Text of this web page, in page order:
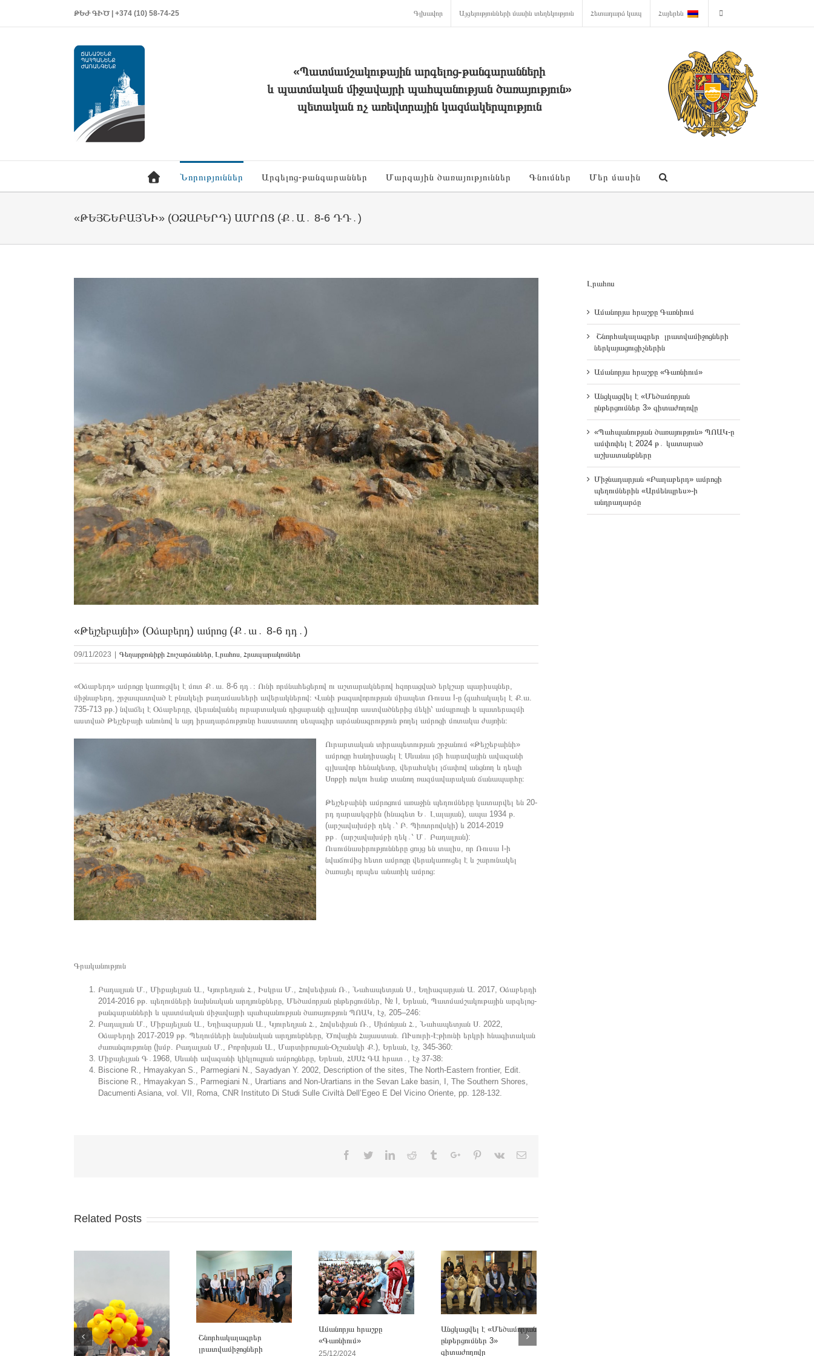
ԹԵԺ ԳԻԾ | +374 (10) 58-74-25 Գլխավոր Այցելությունների մասին տեղեկություն Հետադարձ կապ Հայերեն
«Պատմամշակութային արգելոց-թանգարանների
և պատմական միջավայրի պահպանության ծառայություն»
պետական ոչ առեվտրային կազմակերպություն
Նորություններ Արգելոց-թանգարաններ Մարզային ծառայություններ Գնումներ Մեր մասին
«ԹԵՅՇԵԲԱՅՆԻ» (ՕՁԱԲԵՐԴ) ԱՄՐՈՑ (Ք․Ա․ 8-6 ԴԴ․)
«Թեյշեբայնի» (Օձաբերդ) ամրոց (Ք․ա․ 8-6 դդ․)
09/11/2023 Գեղարքունիքի Հուշարձաններ, Լրահոս, Հրապարակումներ
«Օձաբերդ» ամրոցը կառուցվել է մոտ Ք․ա. 8-6 դդ․։ Ունի որմնահեցերով ու աշտարակներով հզորացված երկշար պարիսպներ,
միջնաբերդ, շրջապատված է բնակելի թաղամասեերի ավերակներով։ Վանի թագավորության միապետ Ռուսա I-ը (գահակալել է Ք.ա.
735-713 թթ.) նվաճել է Օձաբերդը, վերանվանել ուրարտական դիցարանի գլխավոր աստվածներից մեկի՝ ամպրոպի և պատերազմի
աստված Թեյշեբայի անունով և այդ իրադարձությունը հաստատող սեպագիր արձանագրություն թողել ամրոցի մոտակա ժայռին։
Ուրարտական տիրապետության շրջանում «Թեյշեբաինի»
ամրոցը հանդիսացել է Սևանա լճի հարավային ավազանի
գլխավոր հենակետը, վերահսկել լճափով անցնող և դեպի
Սոթքի ոսկու հանք տանող ռազմավարական ճանապարհը։
Թեյշեբաինի ամրոցում առաջին պեղումները կատարվել են 20-
րդ դարասկզբին (հնագետ Ե․ Լալայան), ապա 1934 թ.
(արշավախմբի ղեկ․՝ Բ. Պիոտրովսկի) և 2014-2019
թթ․ (արշավախմբի ղեկ․՝ Մ․ Բադալյան):
Ուսումնասիրությունները ցույց են տալիս, որ Ռուսա I-ի
նվաճումից հետո ամրոցը վերակառուցել է և շարունակել
ծառայել որպես անառիկ ամրոց։
Գրականություն
Բադալյան Մ., Միքայելյան Ա., Կյուրեղյան Հ., Իսկրա Մ., Հովսեփյան Ռ., Նահապետյան Ս., Եղիազարյան Ա. 2017, Օձաբերդի
2014-2016 թթ. պեղումների նախնական արդյունքները, Մեծամորյան ընթերցումներ, № I, Երևան, Պատմամշակութային արգելոց-
թանգարանների և պատմական միջավայրի պահպանության ծառայություն ՊՈԱԿ, էջ, 205–246:
Բադալյան Մ., Միքայելյան Ա., Եղիազարյան Ա., Կյուրեղյան Հ., Հովսեփյան Ռ., Սիմոնյան Հ., Նահապետյան Ս. 2022,
Օձաբերդի 2017-2019 թթ. Պեղումների նախնական արդյունքները, Ծովային Հայաստան. ՈՒսուրի-Էթիունի երկրի հնագիտական
ժառանգությունը (խմբ. Բադալյան Մ., Բոբոխյան Ա., Մարտիրոսյան-Օլշանսկի Ք.), Երևան, էջ, 345-360:
Միքայելյան Գ․1968, Սևանի ավազանի կիկլոպյան ամրոցները, Երևան, ՀՍՍՀ ԳԱ հրատ․, էջ 37-38։
Biscione R., Hmayakyan S., Parmegiani N., Sayadyan Y. 2002, Description of the sites, The North-Eastern frontier, Edit.
Biscione R., Hmayakyan S., Parmegiani N., Urartians and Non-Urartians in the Sevan Lake basin, I, The Southern Shores,
Dacumenti Asiana, vol. VII, Roma, CNR Instituto Di Studi Sulle Civiltà Dell’Egeo E Del Vicino Oriente, pp. 128-132.
Facebook
TwitterLinkedinReddit TumblrGoogle+Pinterest
Vk Email
Related Posts
Շնորհակալագրեր
լրատվամիջոցների
Ամանորյա հրաշքը
«Գառնիում»
25/12/2024
Անցկացվել է «Մեծամորյան
ընթերցումներ 3»
գիտաժողովը
Լրահոս
Ամանորյա հրաշքը Գառնիում
Շնորհակալագրեր լրատվամիջոցների
ներկայացուցիչներին
Ամանորյա հրաշքը «Գառնիում»
Անցկացվել է «Մեծամորյան
ընթերցումներ 3» գիտաժողովը
«Պահպանության ծառայություն» ՊՈԱԿ-ը
ամփոփել է 2024 թ․ կատարած
աշխատանքները
Միջնադարյան «Բաղաբերդ» ամրոցի
պեղումներին «Արմենպրես»-ի
անդրադարձը